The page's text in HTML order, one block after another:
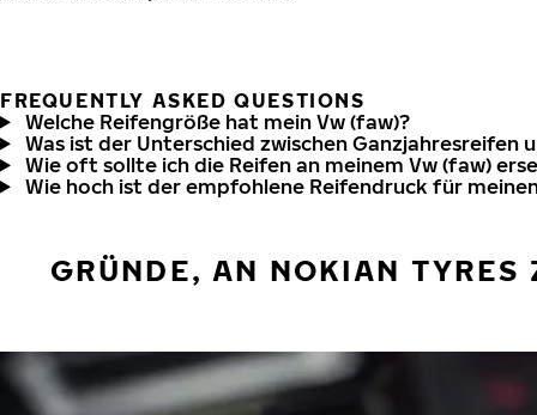
FREQUENTLY ASKED QUESTIONS
Welche Reifengröße hat mein Vw (faw)?
Was ist der Unterschied zwischen Ganzjahresreifen
Wie oft sollte ich die Reifen an meinem Vw (faw)
Wie hoch ist der empfohlene Reifendruck für
GRÜNDE, AN NOKIAN TYRES